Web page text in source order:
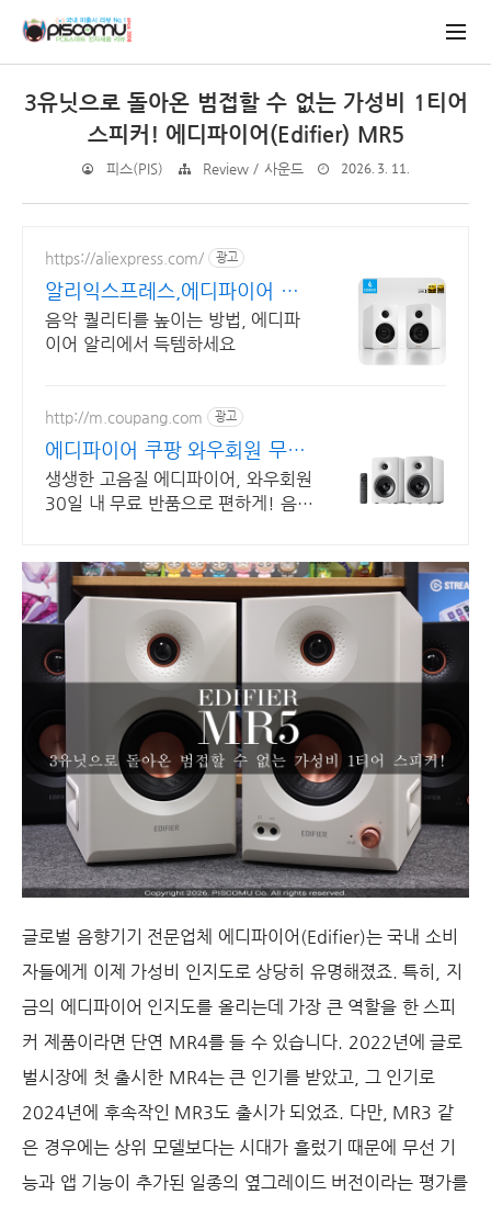
3유닛으로 돌아온 범접할 수 없는 가성비 1티어
스피커! 에디파이어(Edifier) MR5
피스(PIS) Review / 사운드 2026. 3. 11.
https://aliexpress.com/ 광고
알리익스프레스,에디파이어 인
기 EDIFIER 알리에서
음악 퀄리티를 높이는 방법, 에디파
이어 알리에서 득템하세요
http://m.coupang.com 광고
에디파이어 쿠팡 와우회원 무제
한 무료배송
생생한 고음질 에디파이어, 와우회원
30일 내 무료 반품으로 편하게! 음악
글로벌 음향기기 전문업체 에디파이어(Edifier)는 국내 소비
자들에게 이제 가성비 인지도로 상당히 유명해졌죠. 특히, 지
금의 에디파이어 인지도를 올리는데 가장 큰 역할을 한 스피
커 제품이라면 단연 MR4를 들 수 있습니다. 2022년에 글로
벌시장에 첫 출시한 MR4는 큰 인기를 받았고, 그 인기로
2024년에 후속작인 MR3도 출시가 되었죠. 다만, MR3 같
은 경우에는 상위 모델보다는 시대가 흘렀기 때문에 무선 기
능과 앱 기능이 추가된 일종의 옆그레이드 버전이라는 평가를